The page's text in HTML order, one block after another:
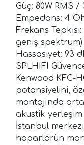
Güç: 80W RMS /
Empedans: 4
Frekans
geniş spektrum)
Hassasiyet: 93
SPLHIFI
Kenwood KFC-
potansiyelini,
montajında
akustik
İstanbul
hoparlörün